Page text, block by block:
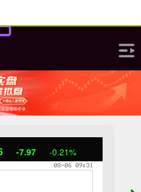
-7.97 -0.21%